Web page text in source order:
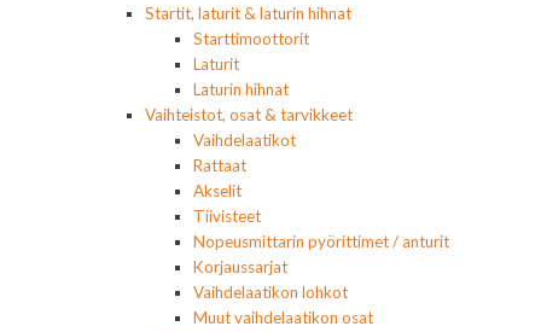
Startit, laturit & laturin hihnat
Starttimoottorit
Laturit
Laturin hihnat
Vaihteistot, osat & tarvikkeet
Vaihdelaatikot
Rattaat
Akselit
Tiivisteet
Nopeusmittarin pyörittimet / anturit
Korjaussarjat
Vaihdelaatikon lohkot
Muut vaihdelaatikon osat